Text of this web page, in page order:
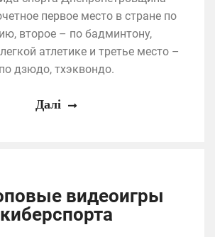
первое место в стране по
второе – по бадминтону,
атлетике и третье место –
по дзюдо, тхэквондо.
Далі
видеоигры
киберспорта